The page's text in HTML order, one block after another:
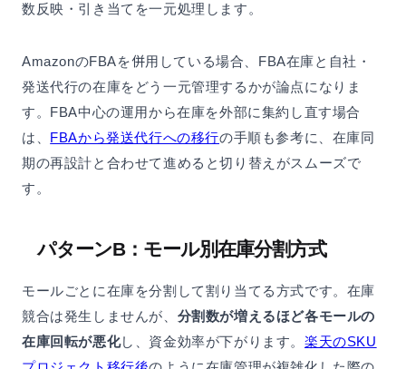
数反映・引き当てを一元処理します。
AmazonのFBAを併用している場合、FBA在庫と自社・
発送代行の在庫をどう一元管理するかが論点になりま
す。FBA中心の運用から在庫を外部に集約し直す場合
は、 FBAから発送代行への移行の手順も参考に、在庫同
期の再設計と合わせて進めると切り替えがスムーズで
す。
パターンB：モール別在庫分割方式
モールごとに在庫を分割して割り当てる方式です。在庫
競合は発生しませんが、 分割数が増えるほど各モールの
在庫回転が悪化し、資金効率が下がります。楽天のSKU